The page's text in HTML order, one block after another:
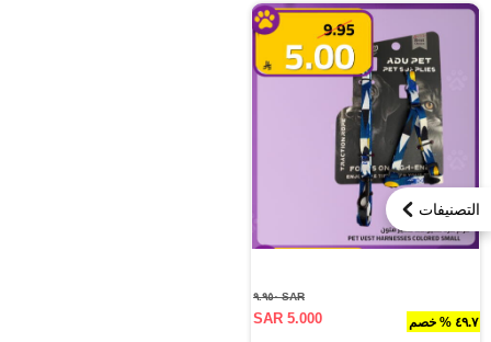
التصنيفات
٤٩.٧ % خصم
SAR ٩.٩٥٠
SAR 5.000